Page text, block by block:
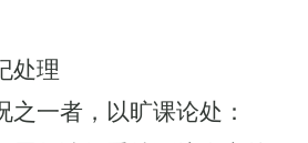
处理
之一者，以旷课论处：